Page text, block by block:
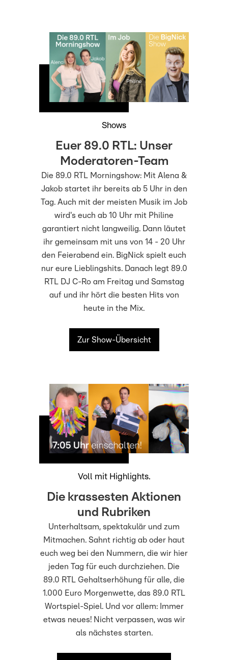
Shows
Euer 89.0 RTL: Unser
Moderatoren-Team
Die 89.0 RTL Morningshow: Mit Alena &
Jakob startet ihr bereits ab 5 Uhr in den
Tag. Auch mit der meisten Musik im Job
wird's euch ab 10 Uhr mit Philine
garantiert nicht langweilig. Dann läutet
ihr gemeinsam mit uns von 14 - 20 Uhr
den Feierabend ein. BigNick spielt euch
nur eure Lieblingshits. Danach legt 89.0
RTL DJ C-Ro am Freitag und Samstag
auf und ihr hört die besten Hits von
heute in the Mix.
Zur Show-Übersicht
Voll mit Highlights.
Die krassesten Aktionen
und Rubriken
Unterhaltsam, spektakulär und zum
Mitmachen. Sahnt richtig ab oder haut
euch weg bei den Nummern, die wir hier
jeden Tag für euch durchziehen. Die
89.0 RTL Gehaltserhöhung für alle, die
1.000 Euro Morgenwette, das 89.0 RTL
Wortspiel-Spiel. Und vor allem: Immer
etwas neues! Nicht verpassen, was wir
als nächstes starten.